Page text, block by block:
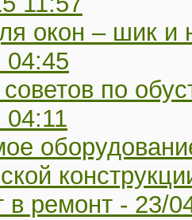
окон – шик и
04:45
по
04:11
в ремонт - 23/